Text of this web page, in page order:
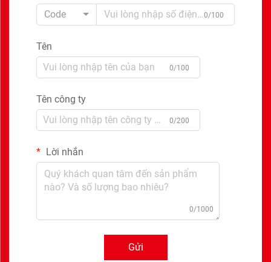
Code
0/100
Tên
0/100
Tên công ty
0/200
Lời nhắn
0/1000
Gửi